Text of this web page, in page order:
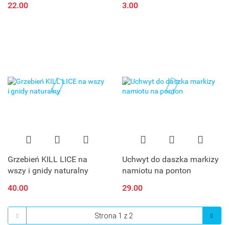
22.00
3.00
Grzebień KILL LICE na
wszy i gnidy naturalny
40.00
Uchwyt do daszka markizy
namiotu na ponton
29.00